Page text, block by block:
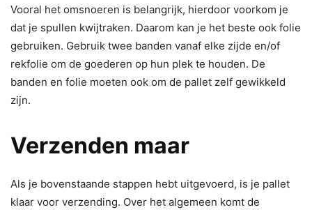
Vooral het omsnoeren is belangrijk, hierdoor voorkom je
dat je spullen kwijtraken. Daarom kan je het beste ook folie
gebruiken. Gebruik twee banden vanaf elke zijde en/of
rekfolie om de goederen op hun plek te houden. De
banden en folie moeten ook om de pallet zelf gewikkeld
zijn.
Verzenden maar
Als je bovenstaande stappen hebt uitgevoerd, is je pallet
klaar voor verzending. Over het algemeen komt de